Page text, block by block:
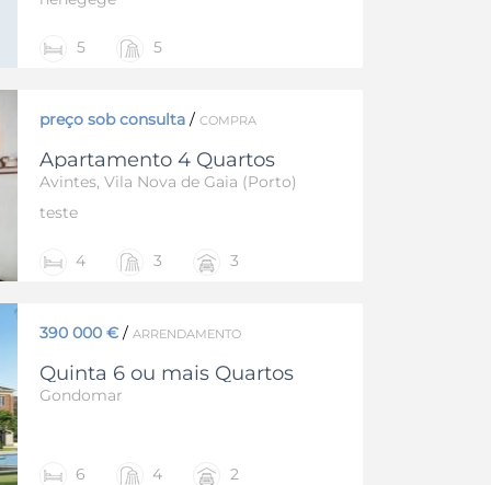
5 5
preço sob consulta / COMPRA
Apartamento 4 Quartos
Avintes, Vila Nova de Gaia (Porto)
teste
4 3 3
390 000 € / ARRENDAMENTO
Quinta 6 ou mais Quartos
Gondomar
6 4 2